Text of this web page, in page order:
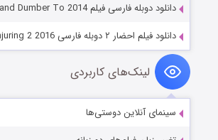
دانلود دوبله فارسی فیلم Dumb and Dumber To 2014
دانلود فیلم احضار ۲ دوبله فارسی The Conjuring 2 2016
لینک‌های کاربردی
سینمای آنلاین دوستی‌ها